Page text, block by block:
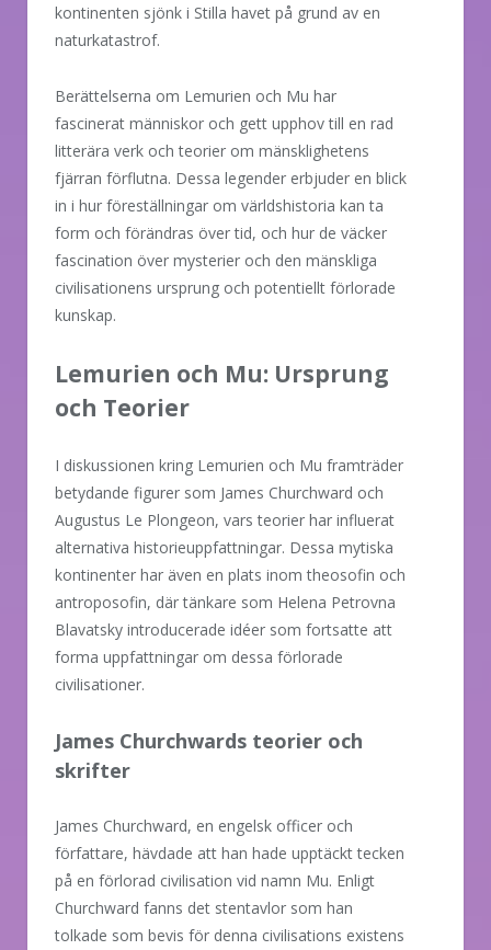
kontinenten sjönk i Stilla havet på grund av en
naturkatastrof.
Berättelserna om Lemurien och Mu har
fascinerat människor och gett upphov till en rad
litterära verk och teorier om mänsklighetens
fjärran förflutna. Dessa legender erbjuder en blick
in i hur föreställningar om världshistoria kan ta
form och förändras över tid, och hur de väcker
fascination över mysterier och den mänskliga
civilisationens ursprung och potentiellt förlorade
kunskap.
Lemurien och Mu: Ursprung
och Teorier
I diskussionen kring Lemurien och Mu framträder
betydande figurer som James Churchward och
Augustus Le Plongeon, vars teorier har influerat
alternativa historieuppfattningar. Dessa mytiska
kontinenter har även en plats inom theosofin och
antroposofin, där tänkare som Helena Petrovna
Blavatsky introducerade idéer som fortsatte att
forma uppfattningar om dessa förlorade
civilisationer.
James Churchwards teorier och
skrifter
James Churchward, en engelsk officer och
författare, hävdade att han hade upptäckt tecken
på en förlorad civilisation vid namn Mu. Enligt
Churchward fanns det stentavlor som han
tolkade som bevis för denna civilisations existens